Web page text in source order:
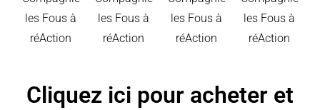
Cliquez ici pour acheter et